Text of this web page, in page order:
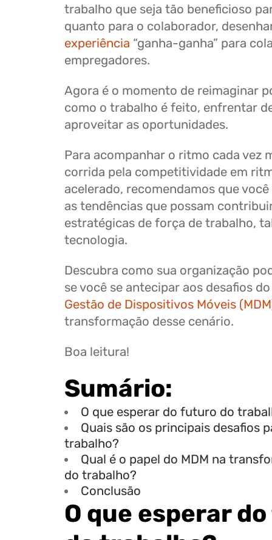
trabalho que seja tão beneficioso
quanto para o colaborador,
experiência “ganha-ganha” para
empregadores.
Agora é o momento de reimaginar
como o trabalho é feito, enfrentar
aproveitar as oportunidades.
Para acompanhar o ritmo cada vez
corrida pela competitividade em
acelerado, recomendamos que
as tendências que possam
estratégicas de força de trabalho,
tecnologia.
Descubra como sua organização
se você se antecipar aos desafios
Gestão de Dispositivos Móveis
transformação desse cenário.
Boa leitura!
Sumário:
O que esperar do futuro do
Quais são os principais desafios
trabalho?
Qual é o papel do MDM na
do trabalho?
Conclusão
O que esperar